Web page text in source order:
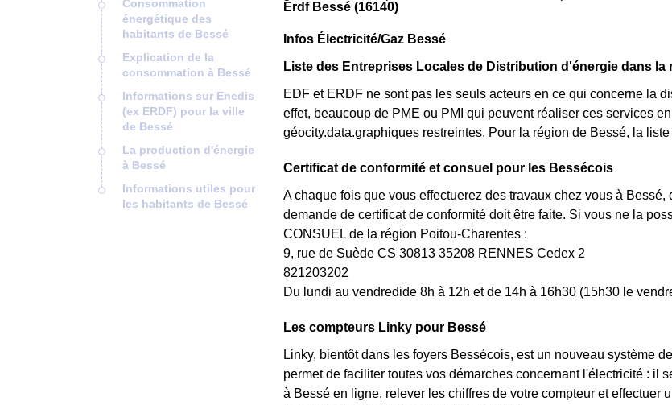
Consommation
énergétique des
habitants de Bessé
Explication de la
consommation à Bessé
Informations sur Enedis
(ex ERDF) pour la ville
de Bessé
La production d'énergie
à Bessé
Informations utiles pour
les habitants de Bessé
Erdf Bessé (16140)
Infos Électricité/Gaz Bessé
Liste des Entreprises Locales de Distribution d'énergie dans la
EDF et ERDF ne sont pas les seuls acteurs en ce qui concerne la
effet, beaucoup de PME ou PMI qui peuvent réaliser ces services
géocity.data.graphiques restreintes. Pour la région de Bessé, la
Certificat de conformité et consuel pour les Bessécois
A chaque fois que vous effectuerez des travaux chez vous à
demande de certificat de conformité doit être faite. Si vous ne la
CONSUEL de la région Poitou-Charentes :
9, rue de Suède CS 30813 35208 RENNES Cedex 2
821203202
Du lundi au vendredide 8h à 12h et de 14h à 16h30 (15h30 le
Les compteurs Linky pour Bessé
Linky, bientôt dans les foyers Bessécois, est un nouveau système
permet de faciliter toutes vos démarches concernant l'électricité : il
à Bessé en ligne, relever les chiffres de votre compteur et effectuer